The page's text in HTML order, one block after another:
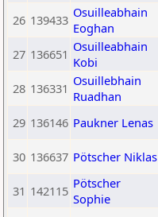
26 139433 Osuilleabhain
Eoghan
27 136651 Osuilleabhain
Kobi
28 136331 Osuillebhain
Ruadhan
29 136146 Paukner Lenas
30 136637 Pötscher Niklas
31 142115 Pötscher
Sophie